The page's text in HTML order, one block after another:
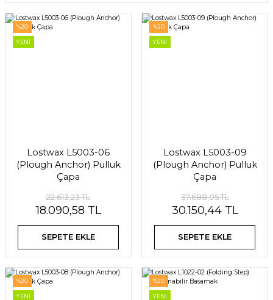
%20
YENİ
Lostwax L5003-06
(Plough Anchor) Pulluk
Çapa
22.613,23 TL
18.090,58 TL
SEPETE EKLE
%20
YENİ
Lostwax L5003-09
(Plough Anchor) Pulluk
Çapa
37.688,05 TL
30.150,44 TL
SEPETE EKLE
%20
YENİ
%20
YENİ